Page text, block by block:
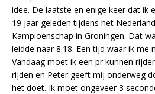
idee. De laatste en enige keer dat ik
19 jaar geleden tijdens het
Kampioenschap in Groningen. Dat
leidde naar 8.18. Een tijd waar ik me
Vandaag moet ik een pr kunnen
rijden en Peter geeft mij onderweg
het doet. Ik moet ongeveer 3